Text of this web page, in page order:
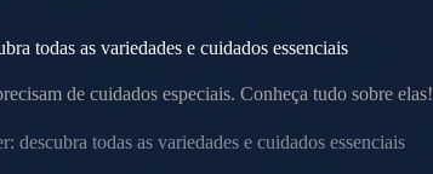
todas as variedades e cuidados essenciais
de cuidados especiais. Conheça tudo sobre elas!
descubra todas as variedades e cuidados essenciais